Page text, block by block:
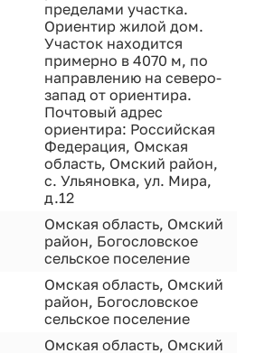
пределами участка.
Ориентир жилой дом.
Участок находится
примерно в 4070 м, по
направлению на северо-
запад от ориентира.
Почтовый адрес
ориентира: Российская
Федерация, Омская
область, Омский район,
с. Ульяновка, ул. Мира,
д.12
Омская область, Омский
район, Богословское
сельское поселение
Омская область, Омский
район, Богословское
сельское поселение
Омская область, Омский